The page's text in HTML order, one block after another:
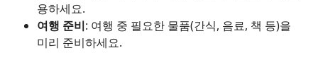
용하세요.
여행 준비: 여행 중 필요한 물품(간식, 음료, 책 등)을
미리 준비하세요.